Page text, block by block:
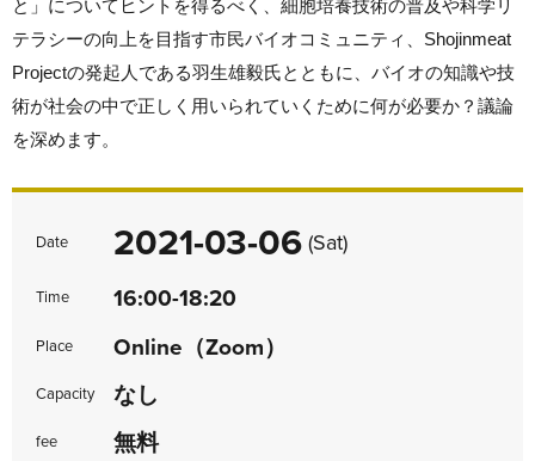
と」についてヒントを得るべく、細胞培養技術の普及や科学リ
テラシーの向上を目指す市民バイオコミュニティ、Shojinmeat
Projectの発起人である羽生雄毅氏とともに、バイオの知識や技
術が社会の中で正しく用いられていくために何が必要か？議論
を深めます。
Date 2021-03-06 (Sat)
Time 16:00-18:20
Place Online（Zoom）
Capacity なし
fee 無料